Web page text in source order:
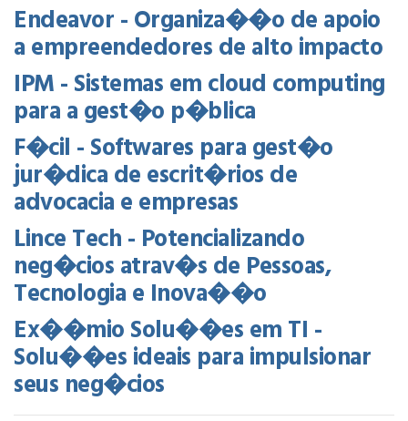
Endeavor - Organiza��o de apoio
a empreendedores de alto impacto
IPM - Sistemas em cloud computing
para a gest�o p�blica
F�cil - Softwares para gest�o
jur�dica de escrit�rios de
advocacia e empresas
Lince Tech - Potencializando
neg�cios atrav�s de Pessoas,
Tecnologia e Inova��o
Ex��mio Solu��es em TI -
Solu��es ideais para impulsionar
seus neg�cios